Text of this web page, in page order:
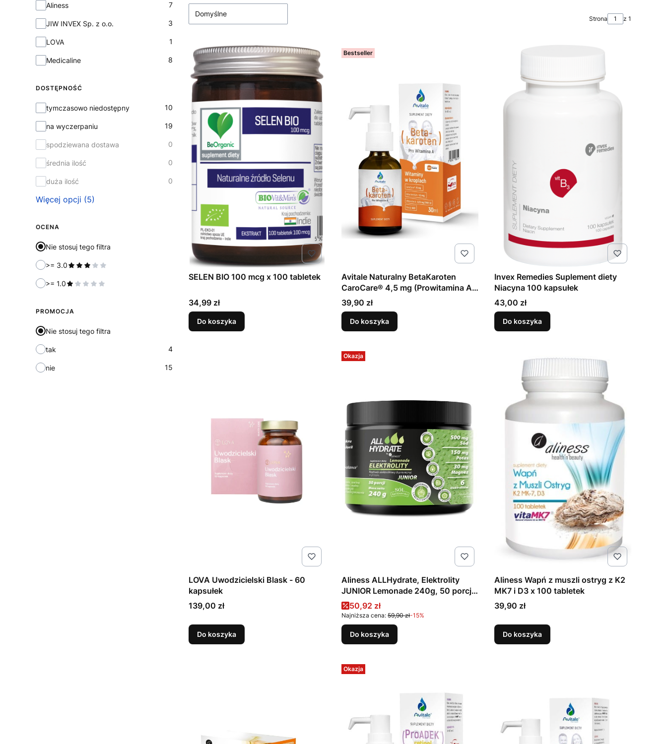
Marka
Aliness 7
JIW INVEX Sp. z o.o. 3
LOVA 1
Medicaline 8
DOSTĘPNOŚĆ
Dostępność
tymczasowo niedostępny 10
na wyczerpaniu 19
spodziewana dostawa 0
średnia ilość 0
duża ilość 0
Więcej opcji (5)
OCENA
Nie stosuj tego filtra
>= 3.0
>= 1.0
PROMOCJA
Nie stosuj tego filtra
tak 4
nie 15
Domyślne
Strona z 1
SELEN BIO 100 mcg x 100 tabletek
Cena
34,99 zł
Do koszyka
Bestseller
Avitale Naturalny BetaKaroten
CaroCare® 4,5 mg (Prowitamina A)
x 30 ml
Cena
39,90 zł
Do koszyka
Invex Remedies Suplement diety
Niacyna 100 kapsułek
Cena
43,00 zł
Do koszyka
LOVA Uwodzicielski Blask - 60
kapsułek
Cena
139,00 zł
Do koszyka
Okazja
Aliness ALLHydrate, Elektrolity
JUNIOR Lemonade 240g, 50 porcji
DATA WAŻ.: 31.08.2026
Cena promocyjna
50,92 zł
Najniższa cena: 59,90 zł-15%
Do koszyka
Aliness Wapń z muszli ostryg z K2
MK7 i D3 x 100 tabletek
Cena
39,90 zł
Do koszyka
Okazja